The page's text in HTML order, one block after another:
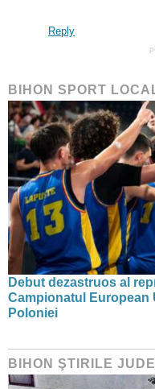
Reply
BIHON SPORT
Debut dezastruos al
Campionatul European
Poloniei
BIHON ŞTIRILE